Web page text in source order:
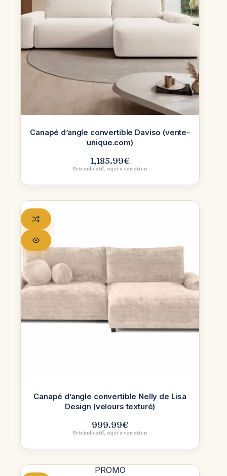
Canapé d’angle convertible Daviso (vente-
unique.com)
1,185.99€
Prix indicatif, sujet à variation
Canapé d’angle convertible Nelly de Lisa
Design (velours texturé)
999.99€
Prix indicatif, sujet à variation
PROMO